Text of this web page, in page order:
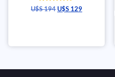
Valorado
con
U$S194U$S 129